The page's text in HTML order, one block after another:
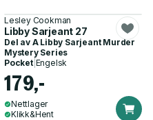
Lesley Cookman
Libby Sarjeant 27
Del av A Libby Sarjeant Murder
Mystery Series
Pocket| Engelsk
179,-
Nettlager
Klikk&Hent